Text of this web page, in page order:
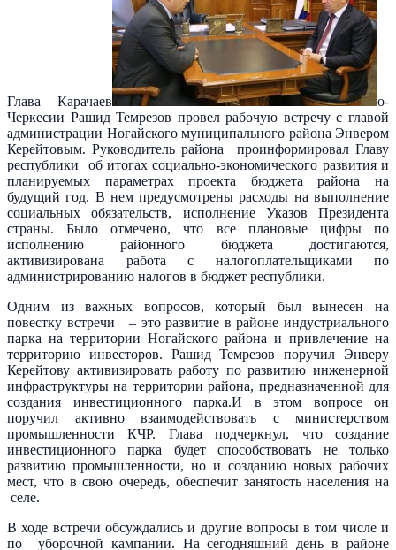
Глава Карачаев
о-
Черкесии Рашид Темрезов провел рабочую встречу с главой
администрации Ногайского муниципального района Энвером
Керейтовым. Руководитель района проинформировал Главу
республики об итогах социально-экономического развития и
планируемых параметрах проекта бюджета района на
будущий год. В нем предусмотрены расходы на выполнение
социальных обязательств, исполнение Указов Президента
страны. Было отмечено, что все плановые цифры по
исполнению районного бюджета достигаются,
активизирована работа с налогоплательщиками по
администрированию налогов в бюджет республики.
Одним из важных вопросов, который был вынесен на
повестку встречи – это развитие в районе индустриального
парка на территории Ногайского района и привлечение на
территорию инвесторов. Рашид Темрезов поручил Энверу
Керейтову активизировать работу по развитию инженерной
инфраструктуры на территории района, предназначенной для
создания инвестиционного парка.И в этом вопросе он
поручил активно взаимодействовать с министерством
промышленности КЧР. Глава подчеркнул, что создание
инвестиционного парка будет способствовать не только
развитию промышленности, но и созданию новых рабочих
мест, что в свою очередь, обеспечит занятость населения на
селе.
В ходе встречи обсуждались и другие вопросы в том числе и
по уборочной кампании. На сегодняшний день в районе